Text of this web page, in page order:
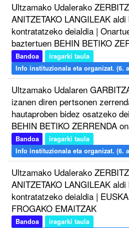
Ultzamako Udalerako
ANITZETAKO LANGILEAK
kontratatzeko deialdia |
baztertuen BEHIN BETIKO
Bandoa
iragarki taula
Info instituzionala eta organizat. (6.
Ultzamako Udalaren
izanen diren pertsonen
hautaproben bidez osatzeko
BEHIN BETIKO ZERRENDA
Bandoa
iragarki taula
Info instituzionala eta organizat. (6.
Ultzamako Udalerako
ANITZETAKO LANGILEAK
kontratatzeko deialdia |
FROGAKO EMAITZAK
Bandoa
iragarki taula